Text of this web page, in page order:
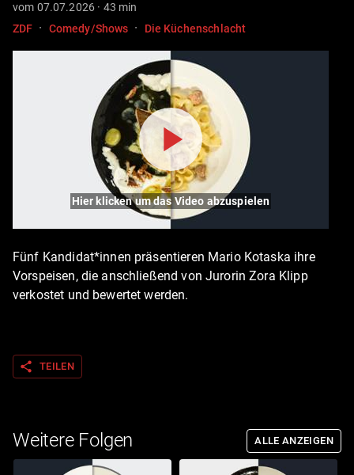
vom 07.07.2026 · 43 min
ZDF · Comedy/Shows · Die Küchenschlacht
Hier klicken um das Video abzuspielen
Fünf Kandidat*innen präsentieren Mario Kotaska ihre
Vorspeisen, die anschließend von Jurorin Zora Klipp
verkostet und bewertet werden.
share TEILEN
Weitere Folgen ALLE ANZEIGEN